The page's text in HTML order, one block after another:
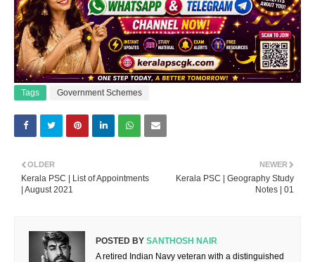
Tags Government Schemes
NEWER
Kerala PSC | Geography Study
Notes | 01
OLDER
Kerala PSC | List of Appointments
| August 2021
POSTED BY SANTHOSH NAIR
A retired Indian Navy veteran with a distinguished